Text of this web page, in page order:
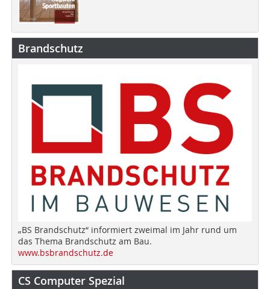
Brandschutz
„BS Brandschutz“ informiert zweimal im Jahr rund um
das Thema Brandschutz am Bau.
www.bsbrandschutz.de
CS Computer Spezial